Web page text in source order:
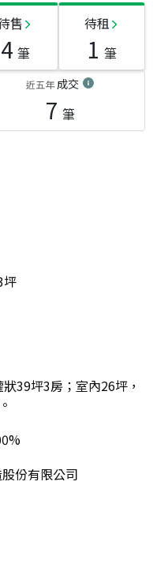
售
4 筆
待租
1 筆
近五年成交
7 筆
坪
39坪3房；室內26坪，
份有限公司